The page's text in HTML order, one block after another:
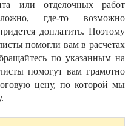
или отделочных работ
где-то возможно
доплатить. Поэтому
помогли вам в расчетах
по указанным на
помогут вам грамотно
цену, по которой мы